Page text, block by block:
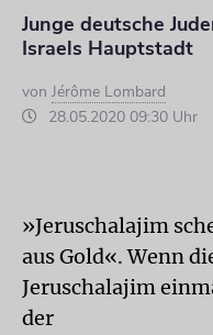
Junge deutsche
Israels Hauptstadt
von Jérôme Lombard
28.05.2020 09:30 Uhr
»Jeruschalajim
aus Gold«. Wenn
Jeruschalajim
der